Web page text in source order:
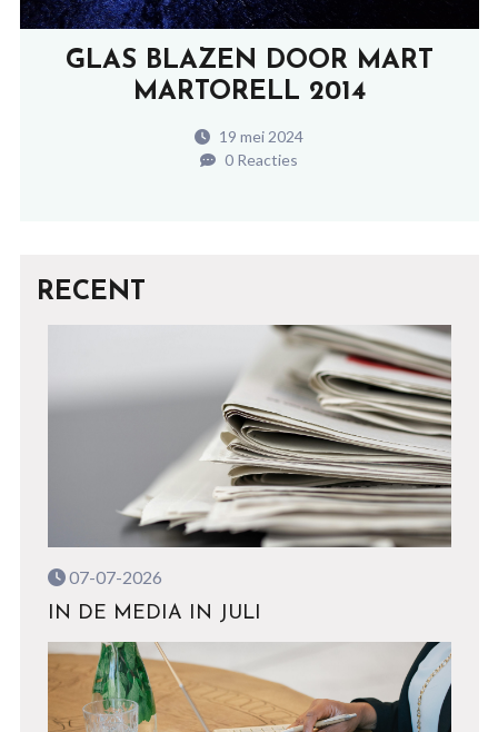
GLAS BLAZEN DOOR MART
MARTORELL 2014
19 mei 2024
0 Reacties
RECENT
07-07-2026
IN DE MEDIA IN JULI